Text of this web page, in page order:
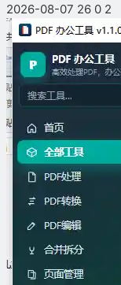
2026-08-07 26 0 2